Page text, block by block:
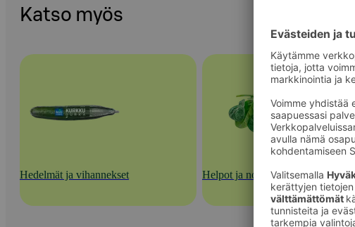
Katso myös
Hedelmät ja vihannekset Helpot ja nopeat kasvisratkaisut